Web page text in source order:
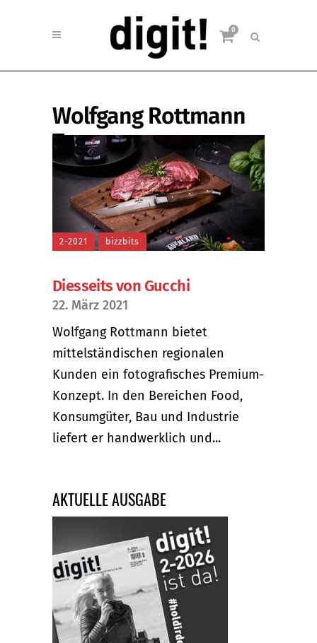
0
Wolfgang Rottmann
Tag
2-2021 bizzbits
Diesseits von Gucchi
22. März 2021
Wolfgang Rottmann bietet
mittelständischen regionalen
Kunden ein fotografisches Premium-
Konzept. In den Bereichen Food,
Konsumgüter, Bau und Industrie
liefert er handwerklich und...
AKTUELLE AUSGABE